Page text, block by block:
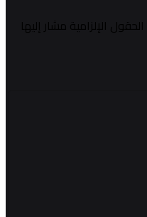
الحقول الإلزامية مشار إليها